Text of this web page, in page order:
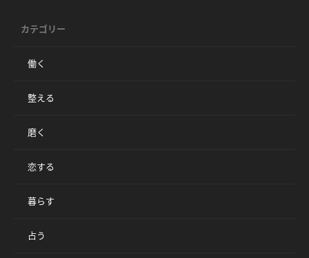
カテゴリー
働く
整える
磨く
恋する
暮らす
占う